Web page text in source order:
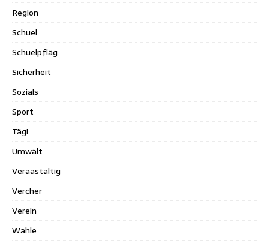
Region
Schuel
Schuelpfläg
Sicherheit
Sozials
Sport
Tägi
Umwält
Veraastaltig
Vercher
Verein
Wahle